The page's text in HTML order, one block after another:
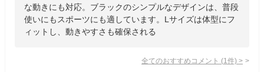
な動きにも対応。ブラックのシンプルなデザインは、普段
使いにもスポーツにも適しています。Lサイズは体型にフ
ィットし、動きやすさも確保される
全てのおすすめコメント (1 件) >